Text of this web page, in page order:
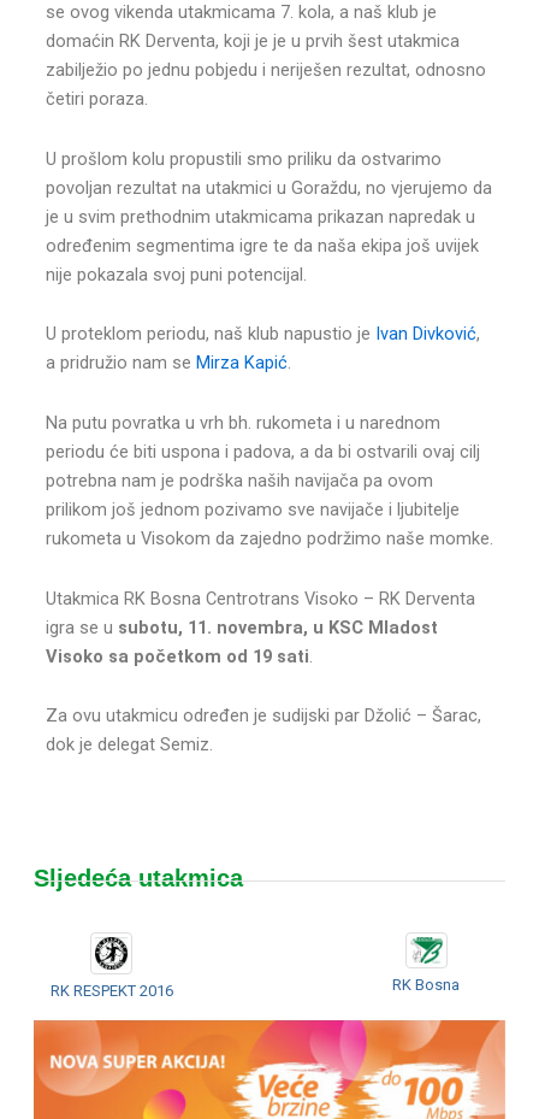
se ovog vikenda utakmicama 7. kola, a naš klub je
domaćin RK Derventa, koji je je u prvih šest utakmica
zabilježio po jednu pobjedu i neriješen rezultat, odnosno
četiri poraza.
U prošlom kolu propustili smo priliku da ostvarimo
povoljan rezultat na utakmici u Goraždu, no vjerujemo da
je u svim prethodnim utakmicama prikazan napredak u
određenim segmentima igre te da naša ekipa još uvijek
nije pokazala svoj puni potencijal.
U proteklom periodu, naš klub napustio je Ivan Divković,
a pridružio nam se Mirza Kapić.
Na putu povratka u vrh bh. rukometa i u narednom
periodu će biti uspona i padova, a da bi ostvarili ovaj cilj
potrebna nam je podrška naših navijača pa ovom
prilikom još jednom pozivamo sve navijače i ljubitelje
rukometa u Visokom da zajedno podržimo naše momke.
Utakmica RK Bosna Centrotrans Visoko – RK Derventa
igra se u subotu, 11. novembra, u KSC Mladost
Visoko sa početkom od 19 sati
Za ovu utakmicu određen je sudijski par Džolić – Šarac,
dok je delegat Semiz.
Sljedeća utakmica
RK RESPEKT 2016 RK Bosna